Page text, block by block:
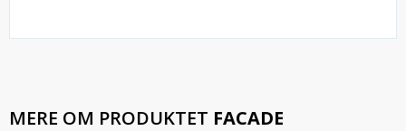
MERE OM PRODUKTET FACADE